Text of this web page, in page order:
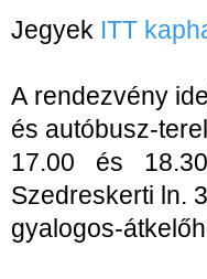
Jegyek ITT
A rendezvény
és autóbusz-
17.00 és
Szedreskerti ln.
gyalogos-